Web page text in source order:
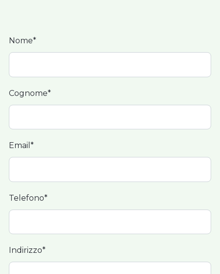
Nome*
Cognome*
Email*
Telefono*
Indirizzo*